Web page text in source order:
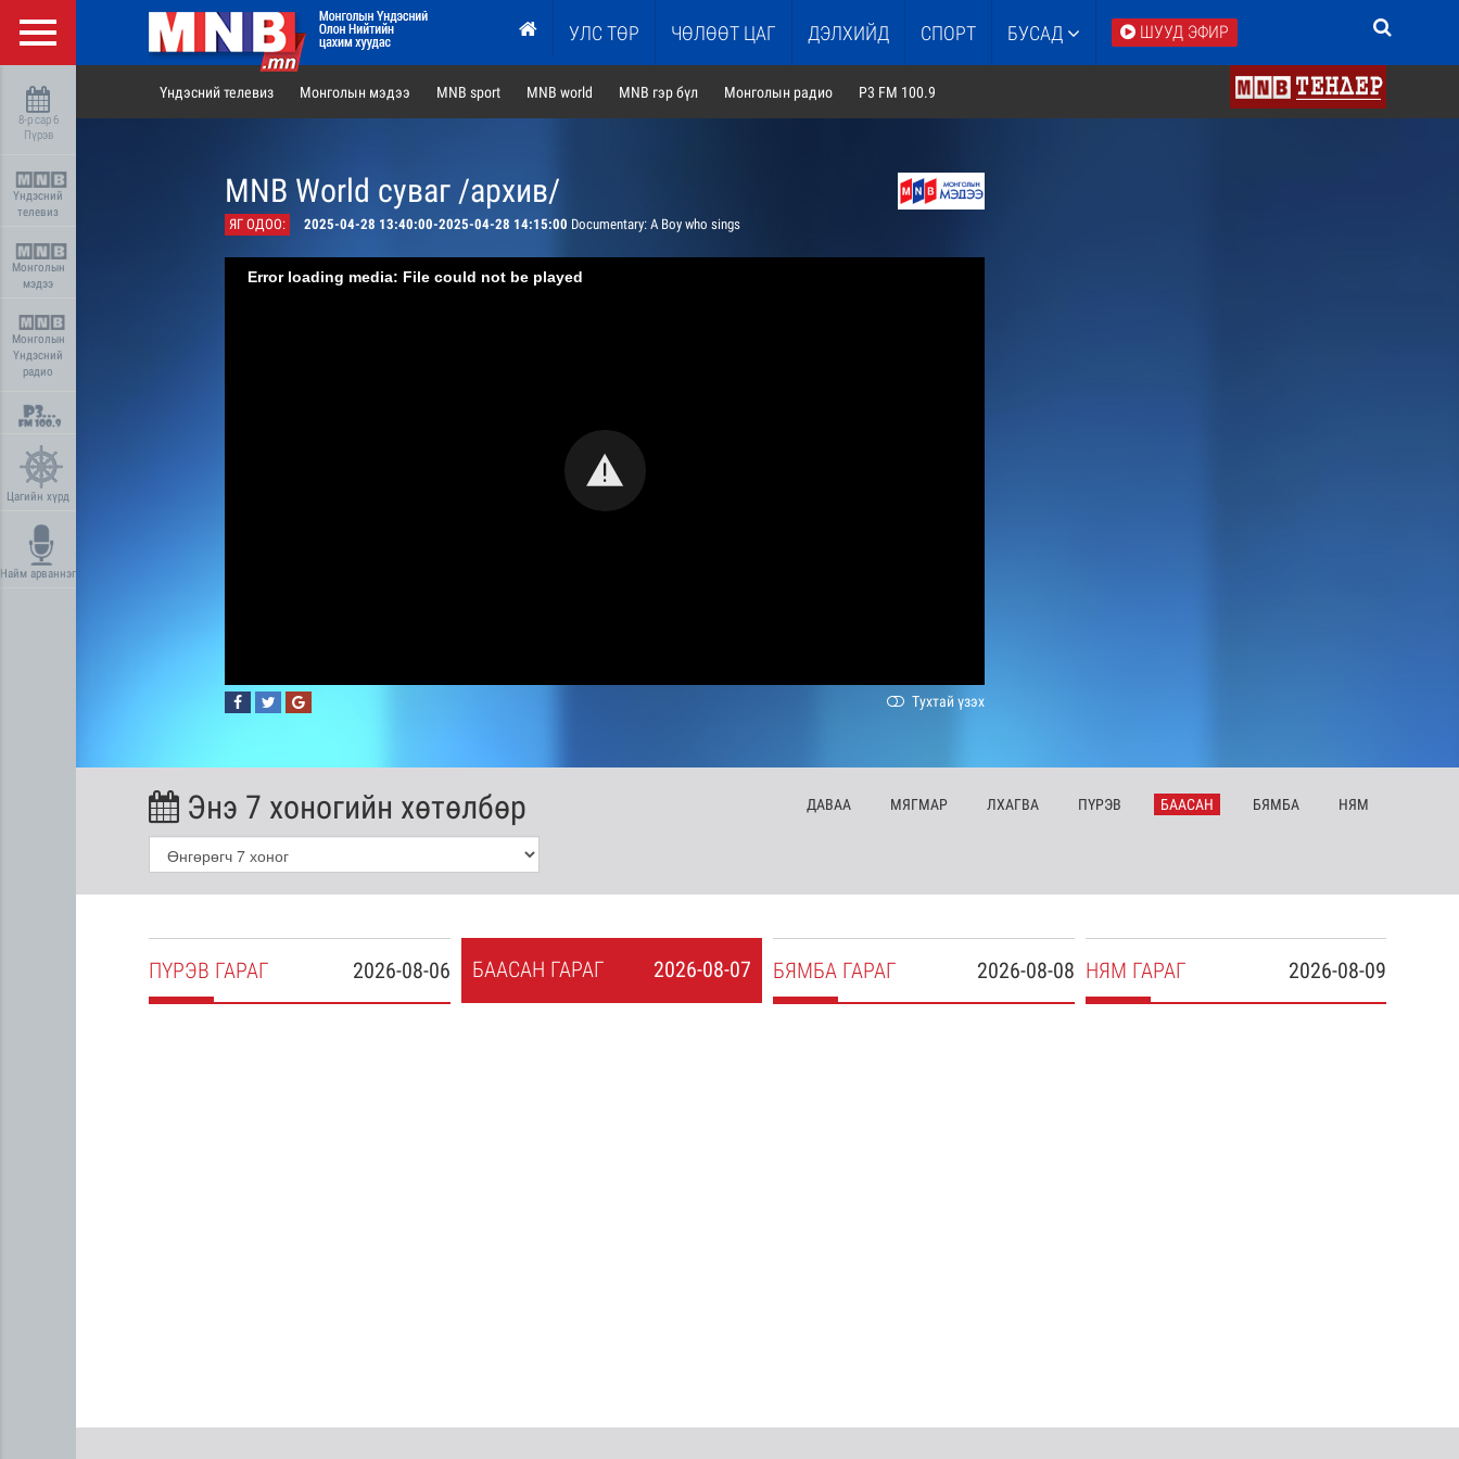
УЛС ТӨР ЧӨЛӨӨТ ЦАГ ДЭЛХИЙД СПОРТ БУСАД ШУУД ЭФИР
8-р сар 6
Пүрэв
Үндэсний
телевиз
Монголын
мэдээ
Монголын
Үндэсний
радио
Цагийн хүрд
Найм арваннэг
Үндэсний телевиз Монголын мэдээ MNB sport MNB world MNB гэр бүл Монголын радио P3 FM 100.9
MNB World суваг /архив/
ЯГ ОДОО: 2025-04-28 13:40:00-2025-04-28 14:15:00 Documentary: A Boy who sings
Error loading media: File could not be played
Тухтай үзэх
Энэ 7 хоногийн хөтөлбөр ДАВАА МЯГМАР ЛХАГВА ПҮРЭВ БААСАН БЯМБА НЯМ
2026-08-06
ПҮРЭВ ГАРАГ 2026-08-07
БААСАН ГАРАГ 2026-08-08
БЯМБА ГАРАГ 2026-08-09
НЯМ ГАРАГ